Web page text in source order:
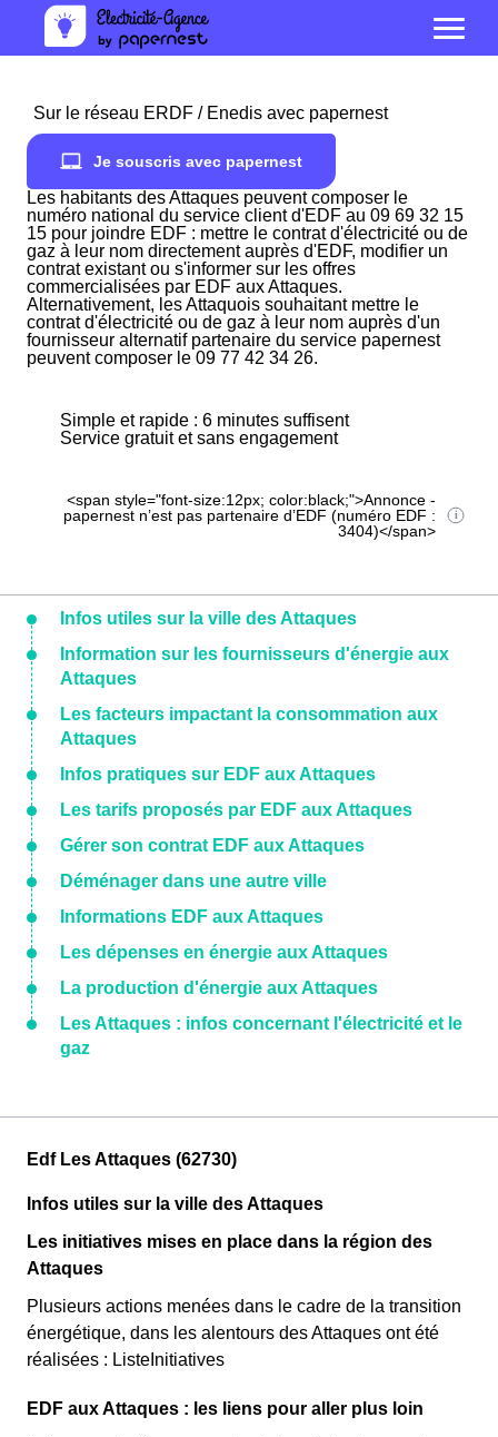
Sur le réseau ERDF / Enedis avec papernest
Je souscris avec papernest
Les habitants des Attaques peuvent composer le
numéro national du service client d'EDF au 09 69 32 15
15 pour joindre EDF : mettre le contrat d'électricité ou de
gaz à leur nom directement auprès d'EDF, modifier un
contrat existant ou s'informer sur les offres
commercialisées par EDF aux Attaques.
Alternativement, les Attaquois souhaitant mettre le
contrat d'électricité ou de gaz à leur nom auprès d'un
fournisseur alternatif partenaire du service papernest
peuvent composer le 09 77 42 34 26.
Simple et rapide : 6 minutes suffisent
Service gratuit et sans engagement
<span style="font-size:12px; color:black;">Annonce -
papernest n’est pas partenaire d’EDF (numéro EDF :
3404)</span>
Infos utiles sur la ville des Attaques
Information sur les fournisseurs d'énergie aux
Attaques
Les facteurs impactant la consommation aux
Attaques
Infos pratiques sur EDF aux Attaques
Les tarifs proposés par EDF aux Attaques
Gérer son contrat EDF aux Attaques
Déménager dans une autre ville
Informations EDF aux Attaques
Les dépenses en énergie aux Attaques
La production d'énergie aux Attaques
Les Attaques : infos concernant l'électricité et le
gaz
Edf Les Attaques (62730)
Infos utiles sur la ville des Attaques
Les initiatives mises en place dans la région des
Attaques
Plusieurs actions menées dans le cadre de la transition
énergétique, dans les alentours des Attaques ont été
réalisées : ListeInitiatives
EDF aux Attaques : les liens pour aller plus loin